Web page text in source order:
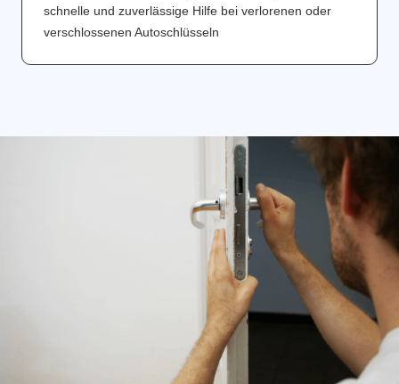
schnelle und zuverlässige Hilfe bei verlorenen oder
verschlossenen Autoschlüsseln